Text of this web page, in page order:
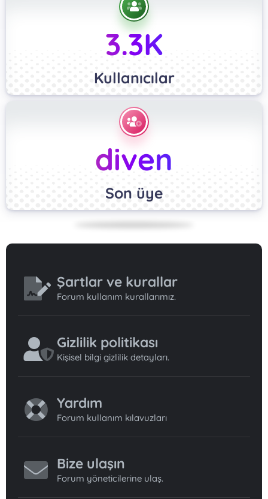
3.3K
Kullanıcılar
diven
Son üye
Şartlar ve kurallar
Forum kullanım kurallarımız.
Gizlilik politikası
Kişisel bilgi gizlilik detayları.
Yardım
Forum kullanım kılavuzları
Bize ulaşın
Forum yöneticilerine ulaş.